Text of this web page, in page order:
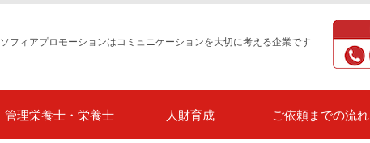
ソフィアプロモーションはコミュニケーションを大切に考える企業です
管理栄養士・栄養士 人財育成 ご依頼までの流れ